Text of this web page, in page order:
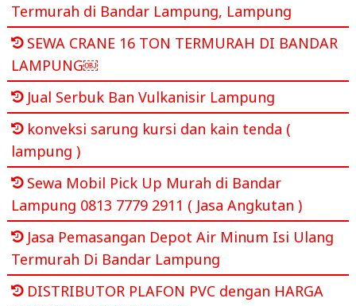
Termurah di Bandar Lampung, Lampung
SEWA CRANE 16 TON TERMURAH DI BANDAR
LAMPUNG￼
Jual Serbuk Ban Vulkanisir Lampung
konveksi sarung kursi dan kain tenda (
lampung )
Sewa Mobil Pick Up Murah di Bandar
Lampung 0813 7779 2911 ( Jasa Angkutan )
Jasa Pemasangan Depot Air Minum Isi Ulang
Termurah Di Bandar Lampung
DISTRIBUTOR PLAFON PVC dengan HARGA